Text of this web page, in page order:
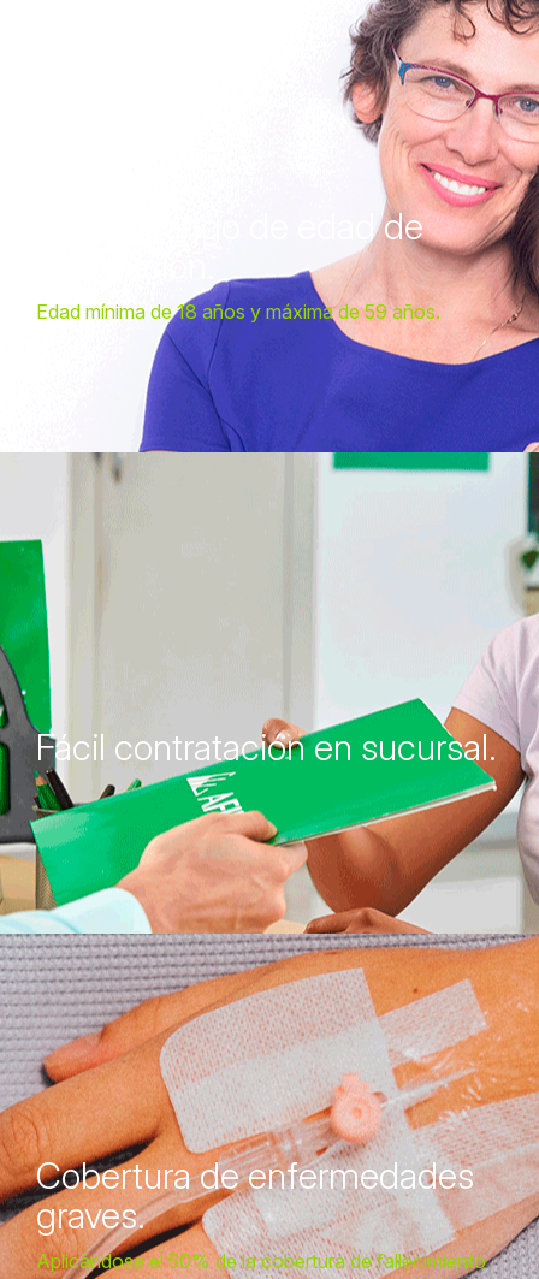
Amplio rango de edad de
Edad mínima de 18 años y máxima de 59 años.
Fácil contratación en sucursal.
Cobertura de enfermedades
graves.
Aplicándose el 50% de la cobertura de fallecimiento